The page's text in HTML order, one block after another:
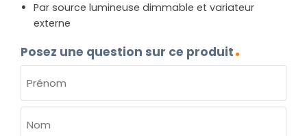
Par source lumineuse dimmable et variateur
externe
Posez une question sur ce produit
(NÉCESSAIRE)
Prénom